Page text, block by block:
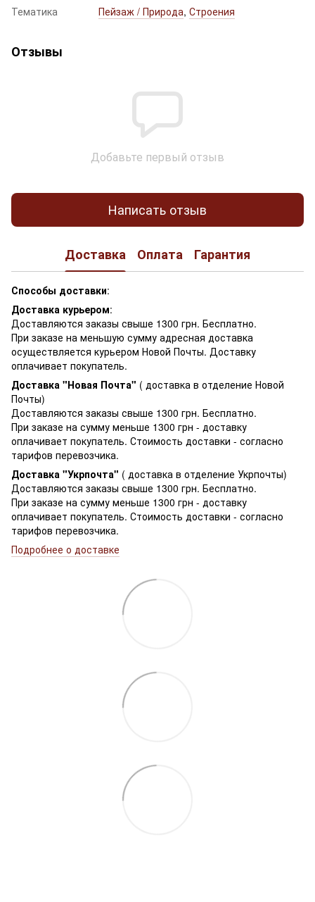
Тематика
Пейзаж / Природа, Строения
Отзывы
Добавьте первый отзыв
Написать отзыв
Доставка Оплата Гарантия
Способы доставки:
Доставка курьером:
Доставляются заказы свыше 1300 грн. Бесплатно.
При заказе на меньшую сумму адресная доставка
осуществляется курьером Новой Почты. Доставку
оплачивает покупатель.
Доставка "Новая Почта" ( доставка в отделение Новой
Почты)
Доставляются заказы свыше 1300 грн. Бесплатно.
При заказе на сумму меньше 1300 грн - доставку
оплачивает покупатель. Стоимость доставки - согласно
тарифов перевозчика.
Доставка "Укрпочта" ( доставка в отделение Укрпочты)
Доставляются заказы свыше 1300 грн. Бесплатно.
При заказе на сумму меньше 1300 грн - доставку
оплачивает покупатель. Стоимость доставки - согласно
тарифов перевозчика.
Подробнее о доставке